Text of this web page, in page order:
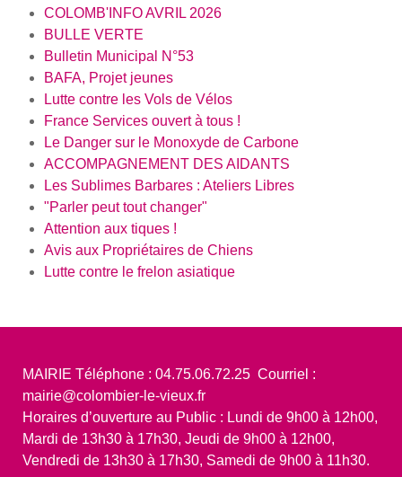
COLOMB'INFO AVRIL 2026
BULLE VERTE
Bulletin Municipal N°53
BAFA, Projet jeunes
Lutte contre les Vols de Vélos
France Services ouvert à tous !
Le Danger sur le Monoxyde de Carbone
ACCOMPAGNEMENT DES AIDANTS
Les Sublimes Barbares : Ateliers Libres
"Parler peut tout changer"
Attention aux tiques !
Avis aux Propriétaires de Chiens
Lutte contre le frelon asiatique
MAIRIE Téléphone : 04.75.06.72.25 Courriel :
mairie@colombier-le-vieux.fr
Horaires d’ouverture au Public : Lundi de 9h00 à 12h00,
Mardi de 13h30 à 17h30, Jeudi de 9h00 à 12h00,
Vendredi de 13h30 à 17h30, Samedi de 9h00 à 11h30.